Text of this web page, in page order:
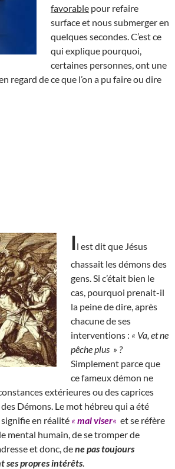
favorable pour refaire
surface et nous submerger en
quelques secondes. C’est ce
qui explique pourquoi,
certaines personnes, ont une
regard de ce que l’on a pu faire ou dire
Il est dit que Jésus
chassait les démons des
gens. Si c’était bien le
cas, pourquoi prenait-il
la peine de dire, après
chacune de ses
interventions : « Va, et ne
pêche plus » ?
Simplement parce que
ce fameux démon ne
extérieures ou des caprices
Démons. Le mot hébreu qui a été
signifie en réalité « mal viser« et se réfère
mental humain, de se tromper de
et donc, dene pas toujours
ses propres intérêts